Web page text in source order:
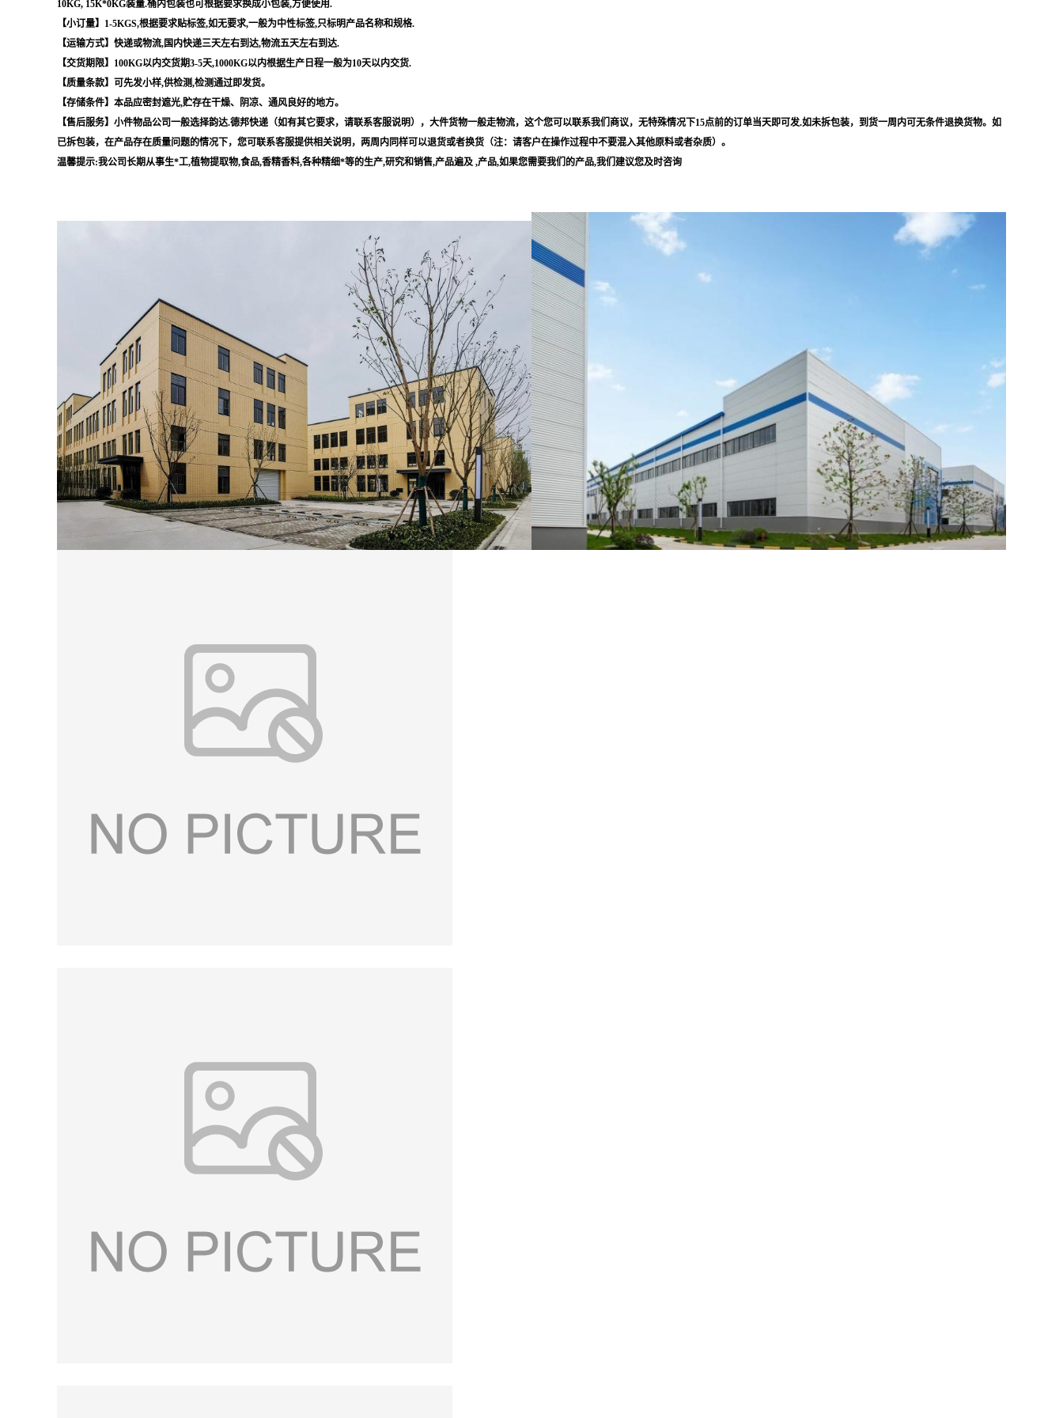
10KG, 15K*0KG装量.桶内包装也可根据要求换成小包装,方便使用.
【小订量】1-5KGS,根据要求贴标签,如无要求,一般为中性标签,只标明产品名称和规格.
【运输方式】快递或物流,国内快递三天左右到达,物流五天左右到达.
【交货期限】100KG以内交货期3-5天,1000KG以内根据生产日程一般为10天以内交货.
【质量条款】可先发小样,供检测,检测通过即发货。
【存储条件】本品应密封遮光,贮存在干燥、阴凉、通风良好的地方。
【售后服务】小件物品公司一般选择韵达.德邦快递（如有其它要求，请联系客服说明），大件货物一般走物流，这个您可以联系我们商议，无特殊情况下15点前的订单当天即可发.如未拆包装，到货一周内可无条件退换货物。如
已拆包装，在产品存在质量问题的情况下，您可联系客服提供相关说明，两周内同样可以退货或者换货（注：请客户在操作过程中不要混入其他原料或者杂质）。
温馨提示:我公司长期从事生*工,植物提取物,食品,香精香料,各种精细*等的生产,研究和销售,产品遍及 ,产品,如果您需要我们的产品,我们建议您及时咨询